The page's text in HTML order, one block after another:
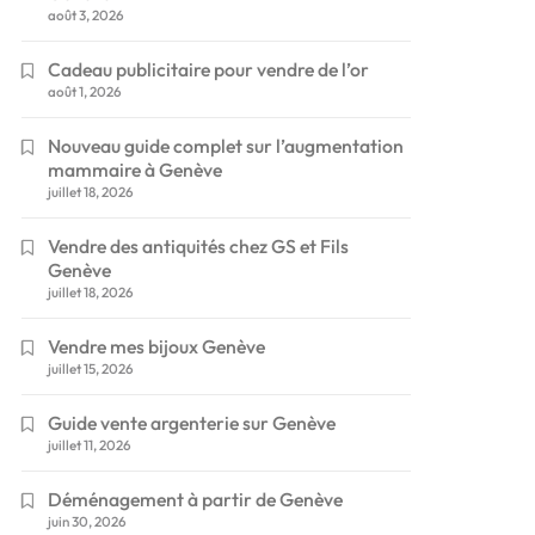
août 3, 2026
Cadeau publicitaire pour vendre de l’or
août 1, 2026
Nouveau guide complet sur l’augmentation
mammaire à Genève
juillet 18, 2026
Vendre des antiquités chez GS et Fils
Genève
juillet 18, 2026
Vendre mes bijoux Genève
juillet 15, 2026
Guide vente argenterie sur Genève
juillet 11, 2026
Déménagement à partir de Genève
juin 30, 2026